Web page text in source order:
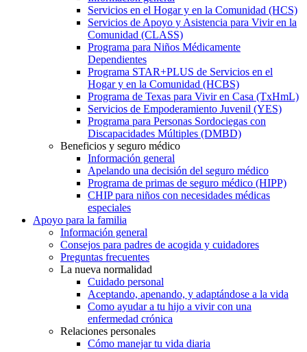
Servicios en el Hogar y en la Comunidad (HCS)
Servicios de Apoyo y Asistencia para Vivir en la
Comunidad (CLASS)
Programa para Niños Médicamente
Dependientes
Programa STAR+PLUS de Servicios en el
Hogar y en la Comunidad (HCBS)
Programa de Texas para Vivir en Casa (TxHmL)
Servicios de Empoderamiento Juvenil (YES)
Programa para Personas Sordociegas con
Discapacidades Múltiples (DMBD)
Beneficios y seguro médico
Información general
Apelando una decisión del seguro médico
Programa de primas de seguro médico (HIPP)
CHIP para niños con necesidades médicas
especiales
Apoyo para la familia
Información general
Consejos para padres de acogida y cuidadores
Preguntas frecuentes
La nueva normalidad
Cuidado personal
Aceptando, apenando, y adaptándose a la vida
Como ayudar a tu hijo a vivir con una
enfermedad crónica
Relaciones personales
Cómo manejar tu vida diaria